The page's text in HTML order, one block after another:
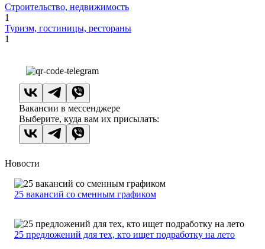
Строительство, недвижимость
1
Туризм, гостиницы, рестораны
1
Вакансии в мессенджере
Выберите, куда вам их присылать:
Новости
25 вакансий со сменным графиком
25 предложений для тех, кто ищет подработку на лето